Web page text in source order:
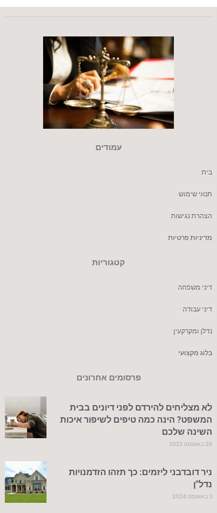
עמודים
בית
תנאי שימוש
הצהרת נגישות
מדיניות פרטיות
קטגוריות
דיני משפחה
דיני עבודה
נדלן ומקרקעין
בלוג מקצועי
פרסומים אחרונים
לא מצליחים להירדם לפני דיונים בבית
המשפט? הינה כמה טיפים לשיפור איכות
השינה שלכם
29 באוגוסט 2023
ניר דובדבני ליזמים: כך תזהו הזדמנויות
נדל"ן
3 באוגוסט 2024